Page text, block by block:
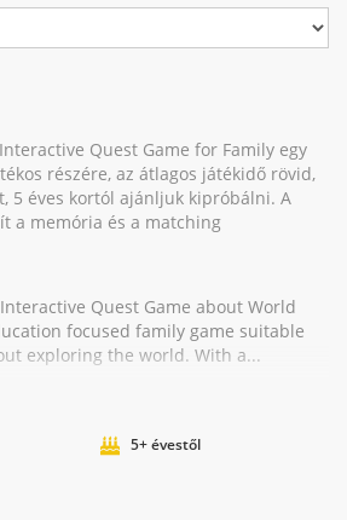
Quest Game for Family egy
részére, az átlagos játékidő rövid,
5 éves kortól ajánljuk kipróbálni. A
a memória és a matching
Quest Game about World
focused family game suitable
exploring the world. With a...
5+ évestől